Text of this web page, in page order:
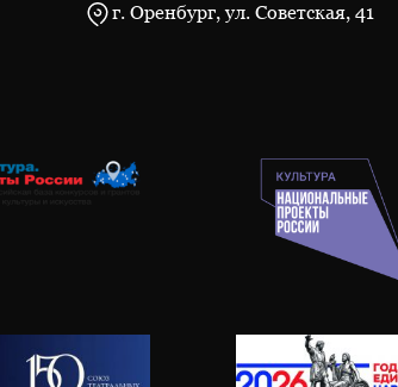
г. Оренбург, ул. Советская, 41